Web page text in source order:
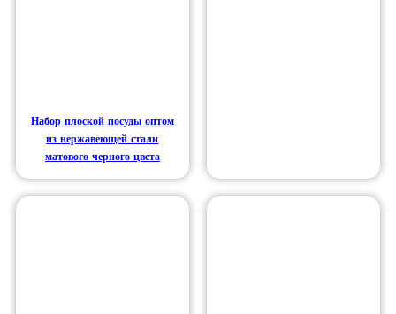
Набор плоской посуды оптом
из нержавеющей стали
матового черного цвета